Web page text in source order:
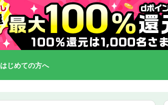
はじめての方へ